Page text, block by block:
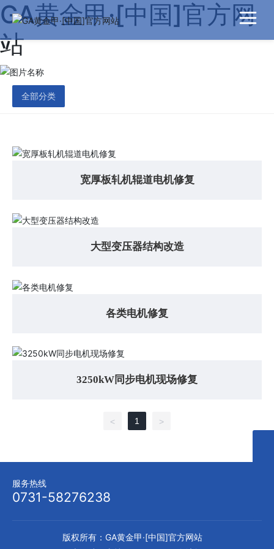
GA黄金甲·[中国]官方网
站
全部分类
宽厚板轧机辊道电机修复
大型变压器结构改造
各类电机修复
3250kW同步电机现场修复
< 1 >
服务热线
0731-58276238
版权所有：GA黄金甲·[中国]官方网站